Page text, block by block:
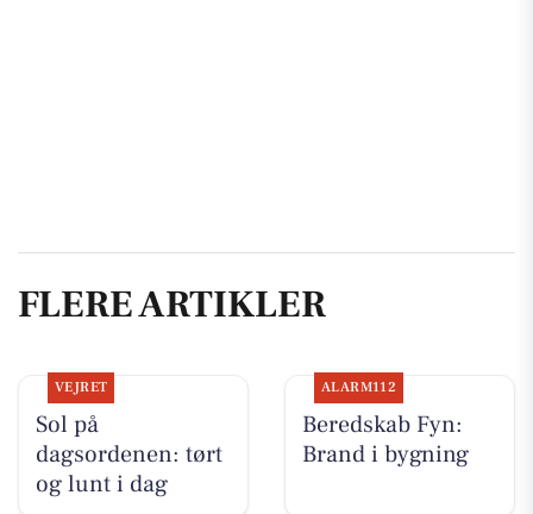
FLERE ARTIKLER
VEJRET
Sol på
dagsordenen: tørt
og lunt i dag
ALARM112
Beredskab Fyn:
Brand i bygning